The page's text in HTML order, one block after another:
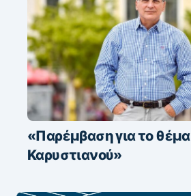
«Παρέμβαση για το θέμα
Καρυστιανού»